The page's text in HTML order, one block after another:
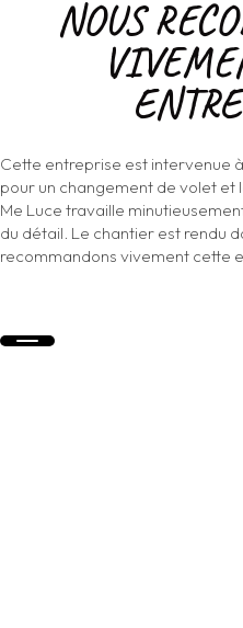
NOUS
Cette entreprise est intervenue
pour un changement de volet et
Me Luce travaille
du détail. Le chantier est rendu
recommandons vivement cette